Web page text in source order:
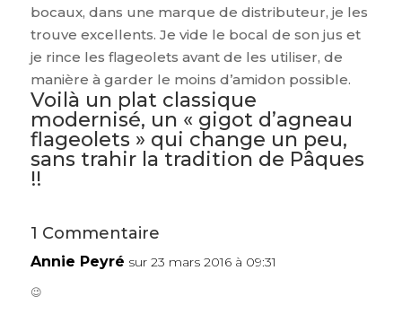
bocaux, dans une marque de distributeur, je les
trouve excellents. Je vide le bocal de son jus et
je rince les flageolets avant de les utiliser, de
manière à garder le moins d’amidon possible.
Voilà un plat classique
modernisé, un « gigot d’agneau
flageolets » qui change un peu,
sans trahir la tradition de Pâques
!!
1 Commentaire
Annie Peyré sur 23 mars 2016 à 09:31
😉